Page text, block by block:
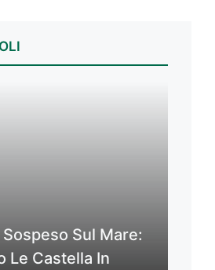
Sul Mare:
Le Castella In